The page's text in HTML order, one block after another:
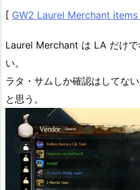
[ GW2 Laurel Merchant
Laurel Merchant は LA だけ
い。
ラタ・サムしか確認はしてな
と思う。